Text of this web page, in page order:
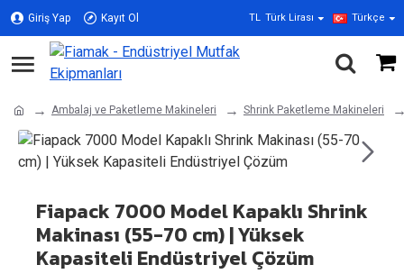
Giriş Yap Kayıt Ol TL Türk Lirası Türkçe
Ambalaj ve Paketleme Makineleri Shrink Paketleme Makineleri
Fiapack 7000 Model Kapaklı Shrink
Makinası (55-70 cm) | Yüksek
Kapasiteli Endüstriyel Çözüm